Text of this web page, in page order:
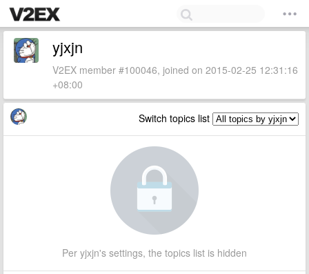
yjxjn
V2EX member #100046, joined on 2015-02-25 12:31:16
+08:00
Switch topics list
Per yjxjn's settings, the topics list is hidden